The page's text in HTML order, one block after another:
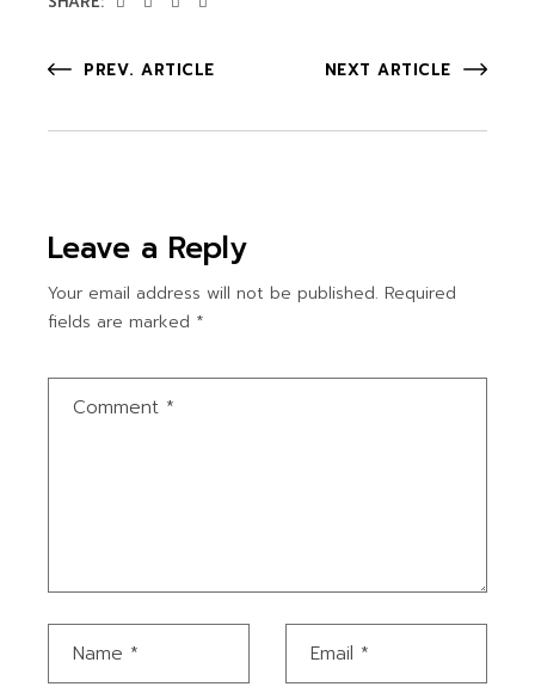
PREV. ARTICLE NEXT ARTICLE
Leave a Reply
Your email address will not be published. Required
fields are marked *